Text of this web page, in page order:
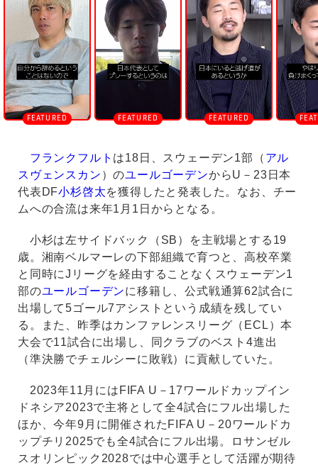
u
t
e
フランクフルト は18日、スウェーデン1部（ アル
スヴェンスカン ）のユールゴーデンからU－23日本
代表DF小杉啓太を獲得したと発表した。なお、チー
ムへの合流は来年1月1日からとなる。
小杉は左サイドバック（SB）を主戦場とする19
歳。湘南ベルマーレの下部組織で育つと、高校卒業
と同時にJリーグを経由することなくスウェーデン1
部のユールゴーデンに移籍し、公式戦通算62試合に
出場して5ゴール7アシストという成績を残してい
る。また、昨季はカンファレンスリーグ（ECL）本
大会で11試合に出場し、同クラブのベスト4進出
（準決勝でチェルシーに敗戦）に貢献していた。
2023年11月にはFIFA U－17ワールドカップイン
ドネシア2023で主将として全4試合にフル出場した
ほか、今年9月に開催されたFIFA U－20ワールドカ
ップチリ2025でも全4試合にフル出場。ロサンゼル
スオリンピック2028では中心選手として活躍が期待